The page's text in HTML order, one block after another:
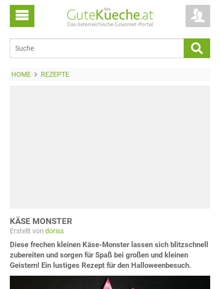
HOME REZEPTE
KÄSE MONSTER
Erstellt von doriss
Diese frechen kleinen Käse-Monster lassen sich blitzschnell
zubereiten und sorgen für Spaß bei großen und kleinen
Geistern! Ein lustiges Rezept für den Halloweenbesuch.